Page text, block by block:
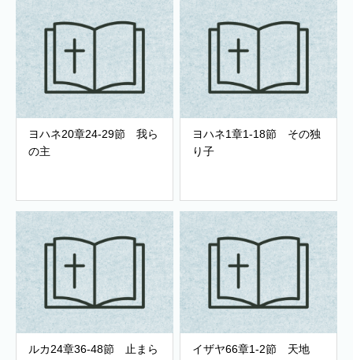
ヨハネ20章24-29節 我ら
の主
ヨハネ1章1-18節 その独
り子
ルカ24章36-48節 止まら
イザヤ66章1-2節 天地